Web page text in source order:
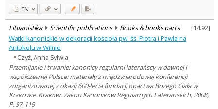
EN
Lituanistika Scientific publications Books & books parts [14.92]
Wątki kanonickie w dekoracji kościoła pw. śś. Piotra i Pawła na
Antokolu w Wilnie
Czyż, Anna Sylwia
Przemijanie i trwanie: kanonicy regularni laterańscy w dawnej i
współczesnej Polsce: materiały z międzynarodowej konferencji
zorganizowanej z okazji 600-lecia fundacji opactwa Bożego Ciała w
Krakowie. Kraków: Zakon Kanoników Regularnych Laterańskich, 2008,
P. 97-119